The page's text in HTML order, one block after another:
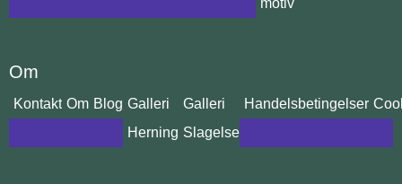
motiv
Om
Kontakt Om Blog Galleri
Herning
Galleri
Slagelse
Handelsbetingelser